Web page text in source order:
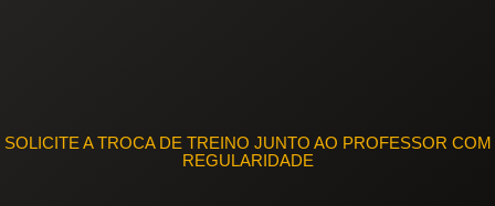
SOLICITE A TROCA DE TREINO JUNTO AO PROFESSOR COM
REGULARIDADE